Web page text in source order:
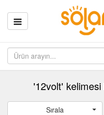
'12volt' kelimesi
Sırala